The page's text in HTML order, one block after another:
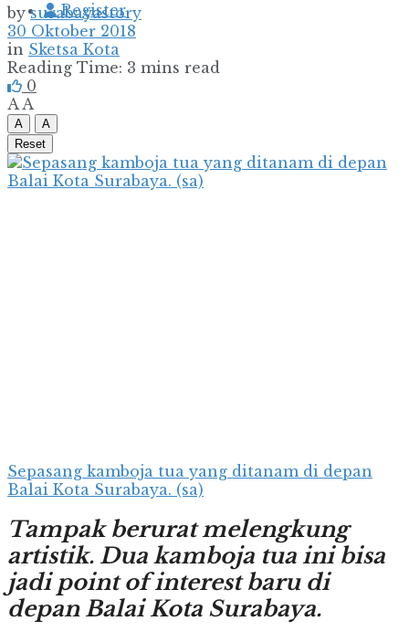
Register
by surabayastory
30 Oktober 2018
in Sketsa Kota
Reading Time: 3 mins read
0
A A
A
A
Reset
Sepasang kamboja tua yang ditanam di depan
Balai Kota Surabaya. (sa)
Tampak berurat melengkung
artistik. Dua kamboja tua ini bisa
jadi point of interest baru di
depan Balai Kota Surabaya.